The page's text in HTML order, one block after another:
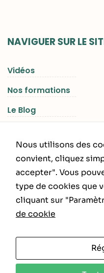
NAVIGUER SUR LE
Vidéos
Nos formations
Le Blog
INFORMATIONS
Politique de
Nous utilisons des
convient, cliquez
accepter". Vous
type de cookies que
cliquant sur
de cookie